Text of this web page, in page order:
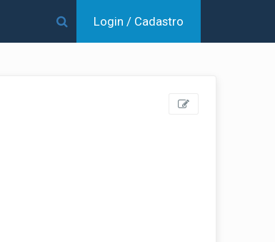
Login / Cadastro